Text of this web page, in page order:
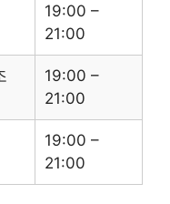
19:00 –
21:00
19:00 –
21:00
19:00 –
21:00